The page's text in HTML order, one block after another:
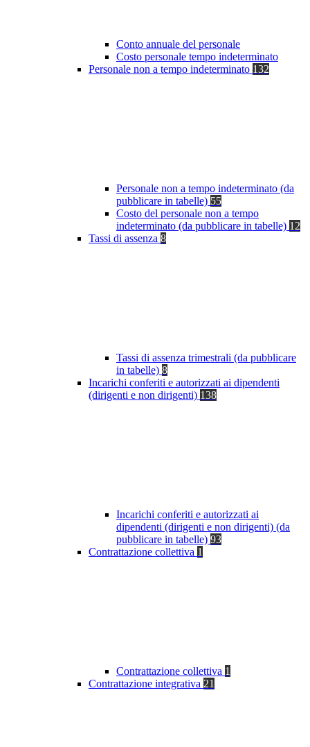
Conto annuale del personale
Costo personale tempo indeterminato
Personale non a tempo indeterminato 132
Personale non a tempo indeterminato (da
pubblicare in tabelle) 55
Costo del personale non a tempo
indeterminato (da pubblicare in tabelle) 12
Tassi di assenza 8
Tassi di assenza trimestrali (da pubblicare
in tabelle) 8
Incarichi conferiti e autorizzati ai dipendenti
(dirigenti e non dirigenti) 138
Incarichi conferiti e autorizzati ai
dipendenti (dirigenti e non dirigenti) (da
pubblicare in tabelle) 93
Contrattazione collettiva 1
Contrattazione collettiva 1
Contrattazione integrativa 21